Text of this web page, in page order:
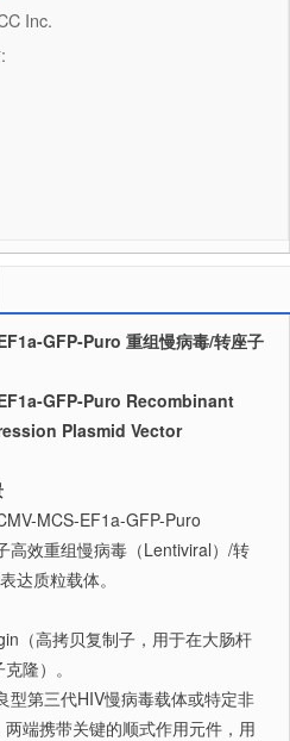
Inc.
GFP-Puro 重组慢病毒/转座子
GFP-Puro Recombinant
Plasmid Vector
MCS-EF1a-GFP-Puro
高效重组慢病毒（Lentiviral）/转
达质粒载体。
（高拷贝复制子，用于在大肠杆
隆）。
型第三代HIV慢病毒载体或特定非
端携带关键的顺式作用元件，用